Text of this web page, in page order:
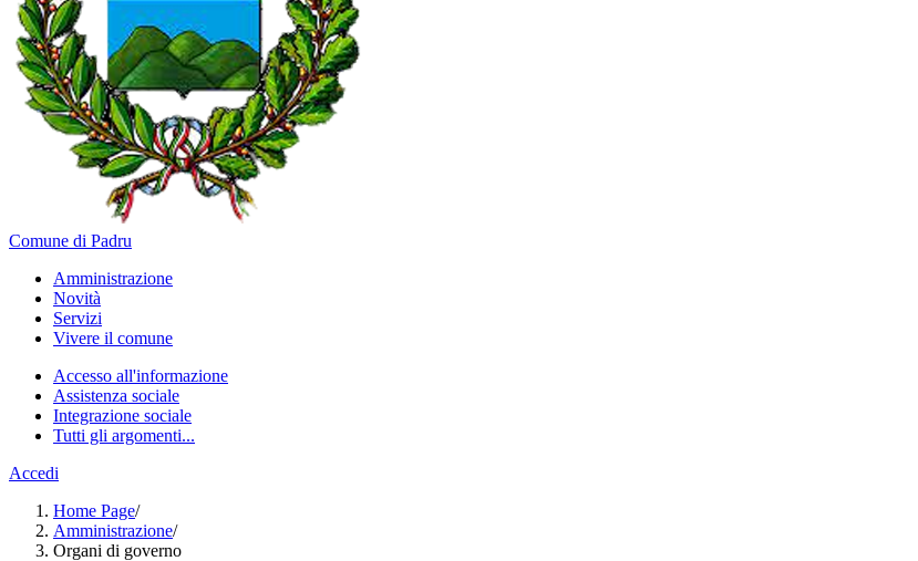
Comune di Padru
Amministrazione
Novità
Servizi
Vivere il comune
Accesso all'informazione
Assistenza sociale
Integrazione sociale
Tutti gli argomenti...
Accedi
Home Page/
Amministrazione/
Organi di governo